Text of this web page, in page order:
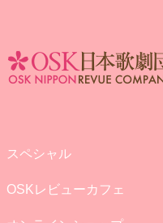
スペシャル
OSKレビューカフェ